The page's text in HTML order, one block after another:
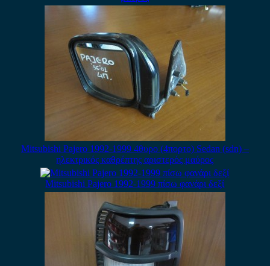
Mitsubishi Pajero 1992-1999 4θυρο (4πορτο) Sedan (sdn) –
ηλεκτρικός καθρέπτης αριστερός μαύρος
Mitsubishi Pajero 1992-1999 πίσω φανάρι δεξί